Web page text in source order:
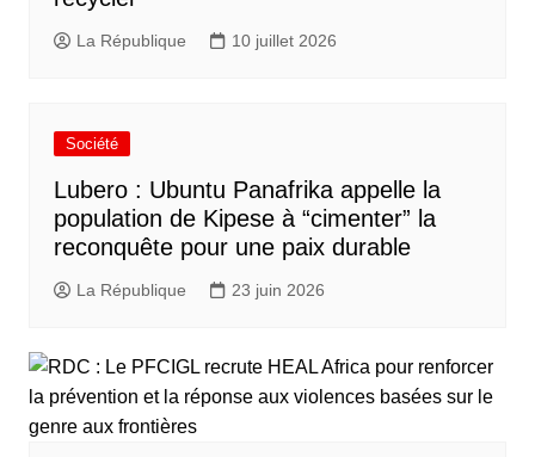
La République 10 juillet 2026
Société
Lubero : Ubuntu Panafrika appelle la
population de Kipese à “cimenter” la
reconquête pour une paix durable
La République 23 juin 2026